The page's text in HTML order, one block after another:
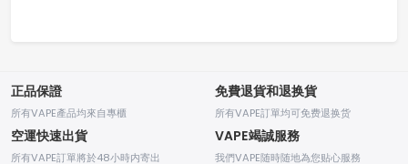
正品保證
所有VAPE產品均來自專櫃
免費退貨和退换貨
所有VAPE訂單均可免费退换货
空運快速出貨
所有VAPE訂單將於48小時内寄出
VAPE竭誠服務
我們VAPE随時随地為您贴心服務